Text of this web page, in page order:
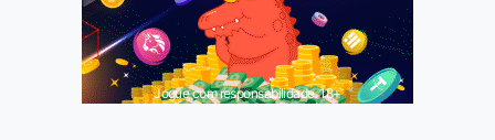
Jogue com responsabilidade. 18+